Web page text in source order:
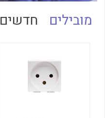
לכל מוצרי היצרן
מובילים חדשים